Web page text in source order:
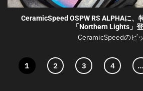
CeramicSpeed OSPW RS ALPHAに、
「Northern Lights」
CeramicSpeedのビ
1 2 3 4 …